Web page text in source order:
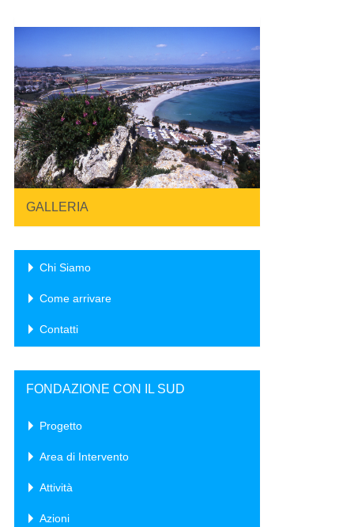
GALLERIA
Chi Siamo
Come arrivare
Contatti
FONDAZIONE CON IL SUD
Progetto
Area di Intervento
Attività
Azioni